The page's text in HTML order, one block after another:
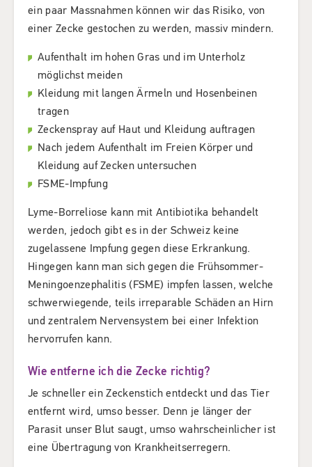
ein paar Massnahmen können wir das Risiko, von
einer Zecke gestochen zu werden, massiv mindern.
Aufenthalt im hohen Gras und im Unterholz
möglichst meiden
Kleidung mit langen Ärmeln und Hosenbeinen
tragen
Zeckenspray auf Haut und Kleidung auftragen
Nach jedem Aufenthalt im Freien Körper und
Kleidung auf Zecken untersuchen
FSME-Impfung
Lyme-Borreliose kann mit Antibiotika behandelt
werden, jedoch gibt es in der Schweiz keine
zugelassene Impfung gegen diese Erkrankung.
Hingegen kann man sich gegen die Frühsommer-
Meningoenzephalitis (FSME) impfen lassen, welche
schwerwiegende, teils irreparable Schäden an Hirn
und zentralem Nervensystem bei einer Infektion
hervorrufen kann.
Wie entferne ich die Zecke richtig?
Je schneller ein Zeckenstich entdeckt und das Tier
entfernt wird, umso besser. Denn je länger der
Parasit unser Blut saugt, umso wahrscheinlicher ist
eine Übertragung von Krankheitserregern.